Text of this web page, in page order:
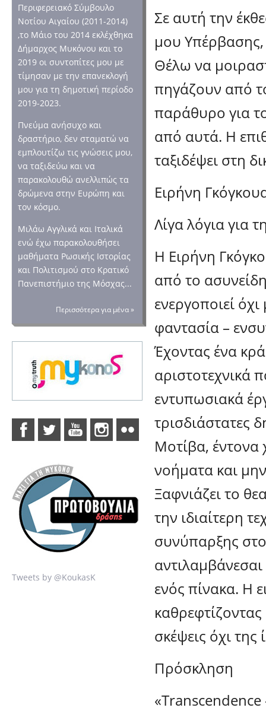
Περιφερειακό Σύμβουλο
Νοτίου Αιγαίου (2011-2014)
,το Μάιο του 2014 εκλέχθηκα
Δήμαρχος Μυκόνου και το
2019 οι συντοπίτες μου με
τίμησαν με την επανεκλογή
μου για τη δημοτική περίοδο
2019-2023.
Πνεύμα ανήσυχο και
δραστήριο, δεν σταματώ να
εμπλουτίζω τις γνώσεις μου,
να ταξιδεύω και να
παρακολουθώ ανελλιπώς τα
δρώμενα στην Ευρώπη και
τον κόσμο.
Μιλάω Αγγλικά και Ιταλικά
ενώ έχω παρακολουθήσει
μαθήματα Ρωσικής Ιστορίας
και Πολιτισμού στο Κρατικό
Πανεπιστήμιο της Μόσχας...
Περισσότερα για μένα »
Tweets by @KoukasK
Σε αυτή την
μου Υπέρβασης,
Θέλω να
πηγάζουν από
παράθυρο για
από αυτά. Η
ταξιδέψει στη
Ειρήνη
Λίγα λόγια για
Η Ειρήνη
από το
ενεργοποιεί
φαντασία –
Έχοντας ένα
αριστοτεχνικά
εντυπωσιακά
τρισδιάστατες
Μοτίβα, έντονα
νοήματα και
Ξαφνιάζει το
την ιδιαίτερη
συνύπαρξης
ενός πίνακα. Η
σκέψεις όχι
Πρόσκληση